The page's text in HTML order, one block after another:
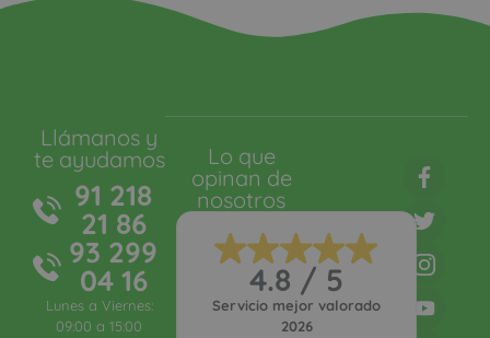
Lo que
opinan de
nosotros
4.8 / 5
Servicio mejor valorado
2026
Llámanos y
te ayudamos
91 218
21 86
93 299
04 16
Lunes a Viernes:
09:00 a 15:00